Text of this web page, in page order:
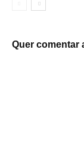
Quer comentar